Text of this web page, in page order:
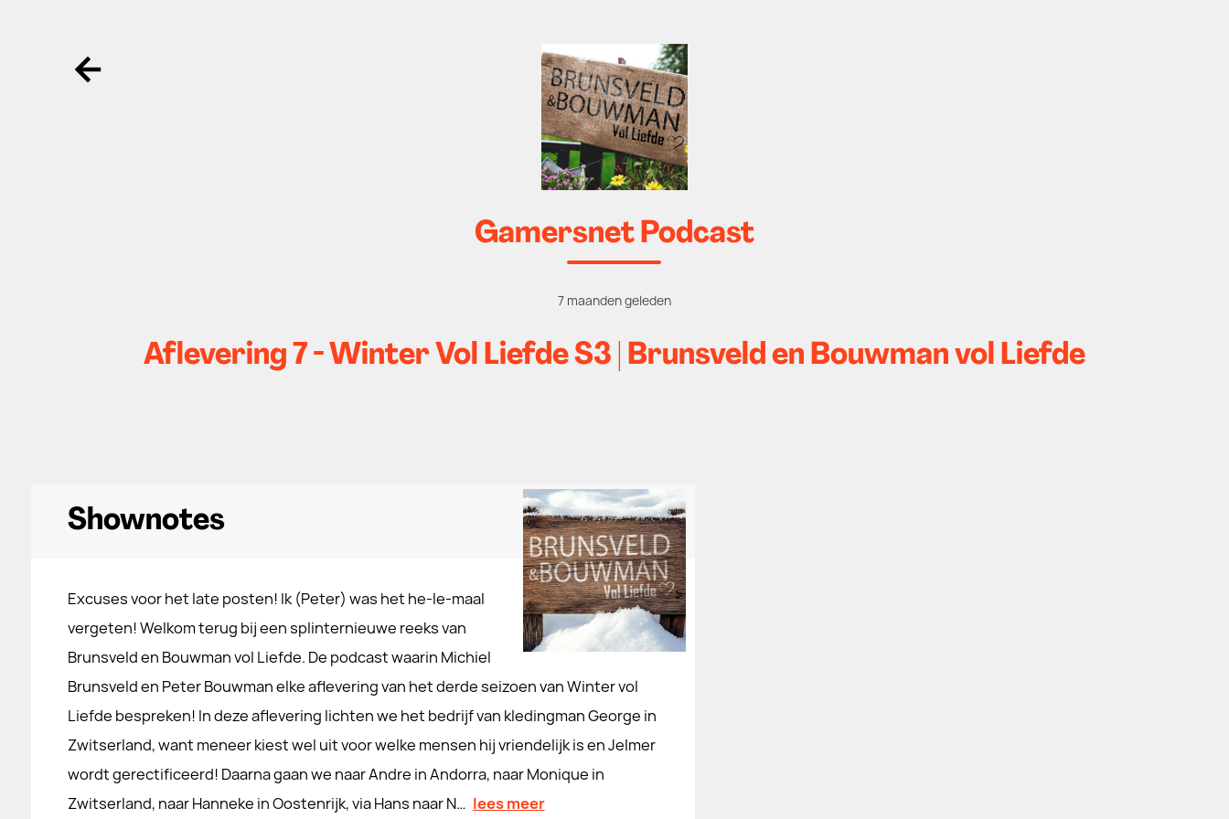
Ga terug
Gamersnet Podcast
7 maanden geleden
Aflevering 7 - Winter Vol Liefde S3 | Brunsveld en Bouwman vol Liefde
Shownotes
Excuses voor het late posten! Ik (Peter) was het he-le-maal
vergeten! Welkom terug bij een splinternieuwe reeks van
Brunsveld en Bouwman vol Liefde. De podcast waarin Michiel
Brunsveld en Peter Bouwman elke aflevering van het derde seizoen van Winter vol
Liefde bespreken! In deze aflevering lichten we het bedrijf van kledingman George in
Zwitserland, want meneer kiest wel uit voor welke mensen hij vriendelijk is en Jelmer
wordt gerectificeerd! Daarna gaan we naar Andre in Andorra, naar Monique in
Zwitserland, naar Hanneke in Oostenrijk, via Hans naar N… lees meer